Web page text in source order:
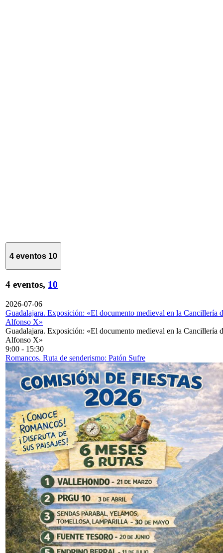
4 eventos 10
4 eventos, 10
2026-07-06
Guadalajara. Exposición: «El documento medieval en la Cancillería
Alfonso X»
Guadalajara. Exposición: «El documento medieval en la Cancillería
Alfonso X»
9:00 - 15:30
Romancos. Ruta de senderismo: Patón Sufre